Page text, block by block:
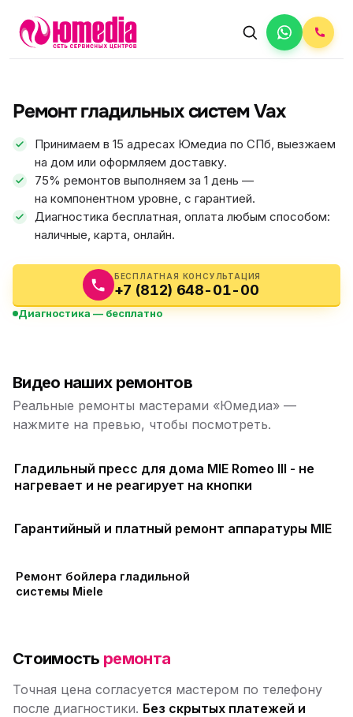
Ремонт гладильных систем Vax
Принимаем в 15 адресах Юмедиа по СПб, выезжаем
на дом или оформляем доставку.
75% ремонтов выполняем за 1 день —
на компонентном уровне, с гарантией.
Диагностика бесплатная, оплата любым способом:
наличные, карта, онлайн.
БЕСПЛАТНАЯ КОНСУЛЬТАЦИЯ
+7 (812) 648-01-00
Диагностика — бесплатно
ФИКС ЦЕНА
АВТОРИЗОВАННЫЙ СЕРВИС
Видео наших ремонтов
Реальные ремонты мастерами «Юмедиа» —
нажмите на превью, чтобы посмотреть.
Гладильный пресс для дома MIE Romeo III - не
нагревает и не реагирует на кнопки
Гарантийный и платный ремонт аппаратуры MIE
Ремонт бойлера гладильной
системы Miele
Стоимость ремонта
Точная цена согласуется мастером по телефону
после диагностики. Без скрытых платежей и